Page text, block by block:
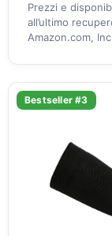
Prezzi e
all’ultimo
Amazon.com,
Bestseller #3